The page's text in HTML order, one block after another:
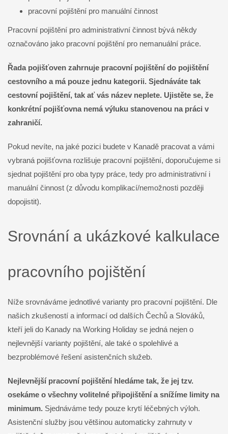
pracovní pojištění pro manuální činnost
Pracovní pojištění pro administrativní činnost bývá někdy
označováno jako pracovní pojištění pro nemanuální práce.
Řada pojišťoven zahrnuje pracovní pojištění do pojištění
cestovního a má pouze jednu kategorii. Sjednáváte tak
cestovní pojištění, tak ať vás název neplete. Ujistěte se, že
konkrétní pojišťovna nemá výluku stanovenou na práci v
zahraničí.
Pokud nevíte, na jaké pozici budete v Kanadě pracovat a vámi
vybraná pojišťovna rozlišuje pracovní pojištění, doporučujeme si
sjednat pojištění pro oba typy práce, tedy pro administrativní i
manuální činnost (z důvodu komplikací/nemožnosti později
dopojistit).
Srovnání a ukázkové kalkulace
pracovního pojištění
Níže srovnáváme jednotlivé varianty pro pracovní pojištění. Dle
našich zkušeností a informací od dalších Čechů a Slováků,
kteří jeli do Kanady na Working Holiday se jedná nejen o
nejlevnější varianty pojištění, ale také o spolehlivé a
bezproblémové řešení asistenčních služeb.
Nejlevnější pracovní pojištění hledáme tak, že jej tzv.
osekáme o všechny volitelné připojištění a snížíme limity na
minimum. Sjednáváme tedy pouze krytí léčebných výloh.
Asistenční služby jsou většinou automaticky zahrnuty v